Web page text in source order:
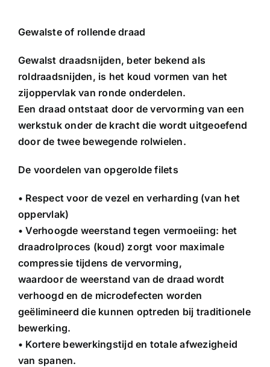
Gewalste of rollende draad
Gewalst draadsnijden, beter bekend als
roldraadsnijden, is het koud vormen van het
zijoppervlak van ronde onderdelen.
Een draad ontstaat door de vervorming van een
werkstuk onder de kracht die wordt uitgeoefend
door de twee bewegende rolwielen.
De voordelen van opgerolde filets
• Respect voor de vezel en verharding (van het
oppervlak)
• Verhoogde weerstand tegen vermoeiing: het
draadrolproces (koud) zorgt voor maximale
compressie tijdens de vervorming,
waardoor de weerstand van de draad wordt
verhoogd en de microdefecten worden
geëlimineerd die kunnen optreden bij traditionele
bewerking.
• Kortere bewerkingstijd en totale afwezigheid
van spanen.